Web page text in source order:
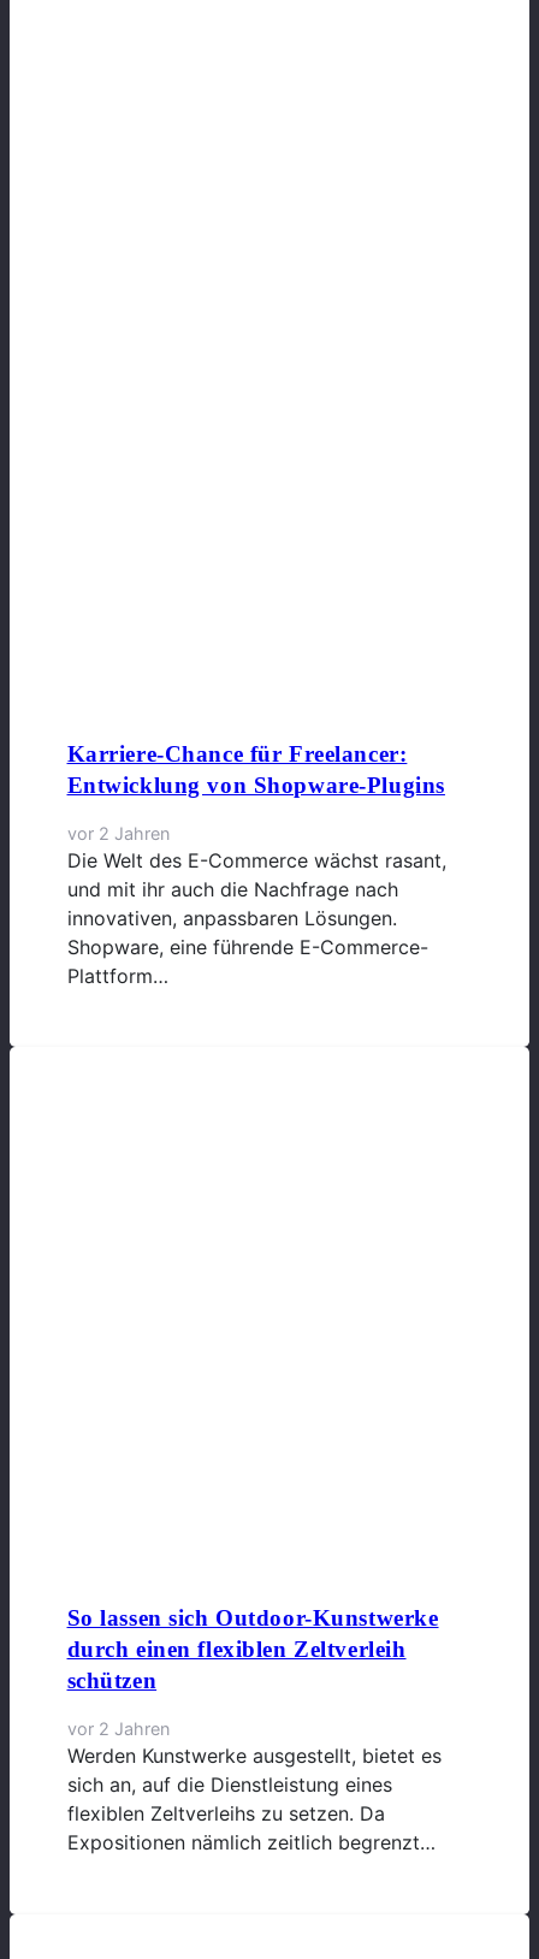
Karriere-Chance für Freelancer:
Entwicklung von Shopware-Plugins
vor 2 Jahren
Die Welt des E-Commerce wächst rasant,
und mit ihr auch die Nachfrage nach
innovativen, anpassbaren Lösungen.
Shopware, eine führende E-Commerce-
Plattform…
So lassen sich Outdoor-Kunstwerke
durch einen flexiblen Zeltverleih
schützen
vor 2 Jahren
Werden Kunstwerke ausgestellt, bietet es
sich an, auf die Dienstleistung eines
flexiblen Zeltverleihs zu setzen. Da
Expositionen nämlich zeitlich begrenzt…